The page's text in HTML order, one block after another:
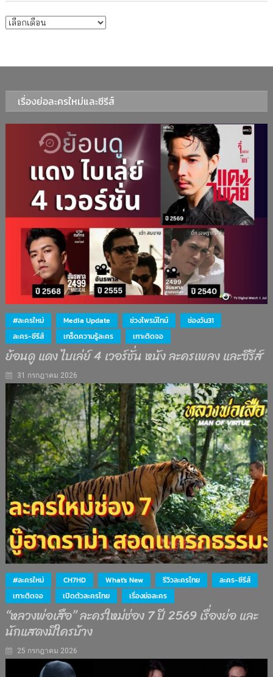
บทความรายเดือน
เรื่องย่อละครใหม่และซีรีส์
#ละครใหม่ Media Update ช่วงไพรม์ไทม์
ช่องวัน31
ละคร-ซีรีส์
เกร็ดความรู้ละคร เกาะติดจอ
ย้อนดู แดง ไบเล่ย์ 4 เวอร์ชั่น หนัง ละครเพลง และซีรีส์
31 กรกฎาคม 2026
#ละครใหม่ CH7HD What's New รีวิวละครไทย
ละคร-ซีรีส์
เกาะติดจอ
เปิดตัวละครไทย เรื่องย่อละคร
“หลวงพ่อเสือ” ละครใหม่ช่อง 7 ปี 2569 เรื่องย่อ และ
นักแสดงมีใครบ้าง
25 กรกฎาคม 2026